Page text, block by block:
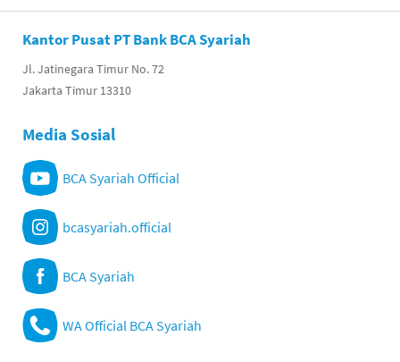
Kantor Pusat PT Bank BCA Syariah
Jl. Jatinegara Timur No. 72
Jakarta Timur 13310
Media Sosial
BCA Syariah Official
bcasyariah.official
BCA Syariah
WA Official BCA Syariah